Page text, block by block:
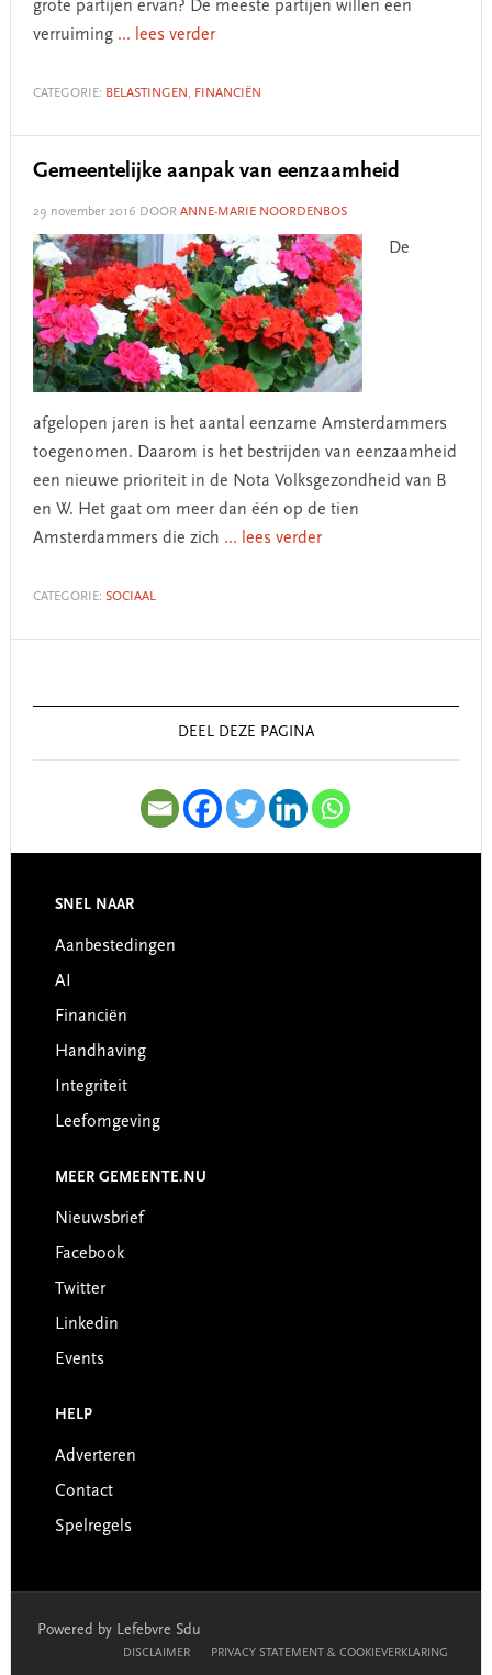
grote partijen ervan? De meeste partijen willen een
verruiming ... lees verder
CATEGORIE: BELASTINGEN , FINANCIËN
Gemeentelijke aanpak van eenzaamheid
29 november 2016 DOOR ANNE-MARIE NOORDENBOS
De
afgelopen jaren is het aantal eenzame Amsterdammers
toegenomen. Daarom is het bestrijden van eenzaamheid
een nieuwe prioriteit in de Nota Volksgezondheid van B
en W. Het gaat om meer dan één op de tien
Amsterdammers die zich ... lees verder
CATEGORIE: SOCIAAL
Sidebar
DEEL DEZE PAGINA
Footer
SNEL NAAR
Aanbestedingen
AI
Financiën
Handhaving
Integriteit
Leefomgeving
MEER GEMEENTE.NU
Nieuwsbrief
Facebook
Twitter
Linkedin
Events
HELP
Adverteren
Contact
Spelregels
Powered by Lefebvre Sdu
DISCLAIMER PRIVACY STATEMENT & COOKIEVERKLARING